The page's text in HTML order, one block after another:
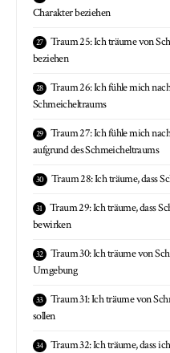
Charakter beziehen
Traum 25: Ich träume von
beziehen
Traum 26: Ich fühle mich
Schmeicheltraums
Traum 27: Ich fühle mich
aufgrund des Schmeicheltraums
Traum 28: Ich träume, dass
Traum 29: Ich träume, dass
bewirken
Traum 30: Ich träume von
Umgebung
Traum 31: Ich träume von
sollen
Traum 32: Ich träume, dass